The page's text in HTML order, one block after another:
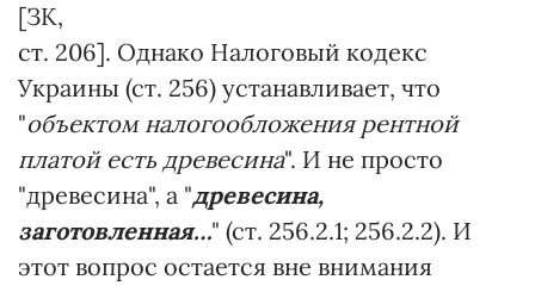
[ЗК,
ст. 206]. Однако Налоговый кодекс
Украины (ст. 256) устанавливает, что
"объектом налогообложения рентной
платой есть древесина". И не просто
"древесина", а "древесина,
заготовленная…" (ст. 256.2.1; 256.2.2). И
этот вопрос остается вне внимания